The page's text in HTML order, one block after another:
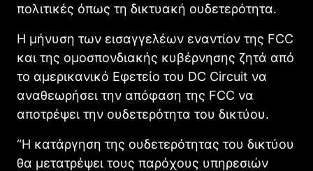
πολιτικές όπως τη δικτυακή ουδετερότητα.
Η μήνυση των εισαγγελέων εναντίον της FCC
και της ομοσπονδιακής κυβέρνησης ζητά από
το αμερικανικό Εφετείο του DC Circuit να
αναθεωρήσει την απόφαση της FCC να
αποτρέψει την ουδετερότητα του δικτύου.
“Η κατάργηση της ουδετερότητας του δικτύου
θα μετατρέψει τους παρόχους υπηρεσιών